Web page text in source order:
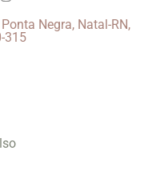
Negra, Natal-RN,
315